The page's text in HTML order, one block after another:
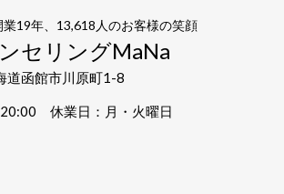
業19年、13,618人のお客様の笑顔
セリングMaNa
函館市川原町1-8
休業日：月・火曜日